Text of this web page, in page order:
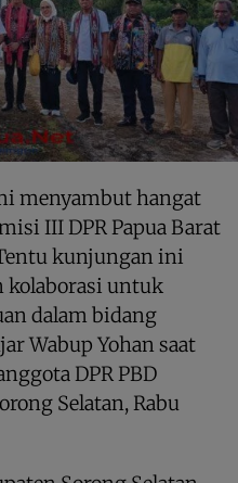
menyambut hangat
III DPR Papua Barat
kunjungan ini
kolaborasi untuk
dalam bidang
Wabup Yohan saat
DPR PBD
Selatan, Rabu